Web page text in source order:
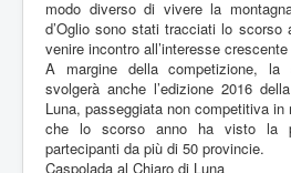
modo diverso di vivere la
d’Oglio sono stati tracciati lo scorso
venire incontro all’interesse
A margine della competizione,
svolgerà anche l’edizione 2016
Luna, passeggiata non competitiva
che lo scorso anno ha visto la
partecipanti da più di 50 provincie.
Caspolada al Chiaro di Luna